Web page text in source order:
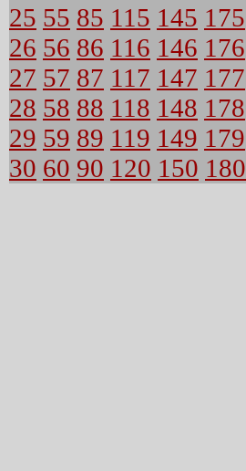
25 55 85 115 145 175
26 56 86 116 146 176
27 57 87 117 147 177
28 58 88 118 148 178
29 59 89 119 149 179
30 60 90 120 150 180